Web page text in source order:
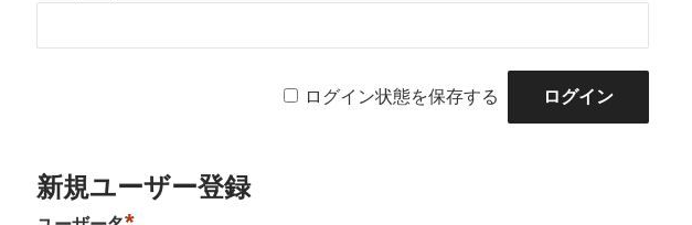
ログイン状態を保存する
新規ユーザー登録